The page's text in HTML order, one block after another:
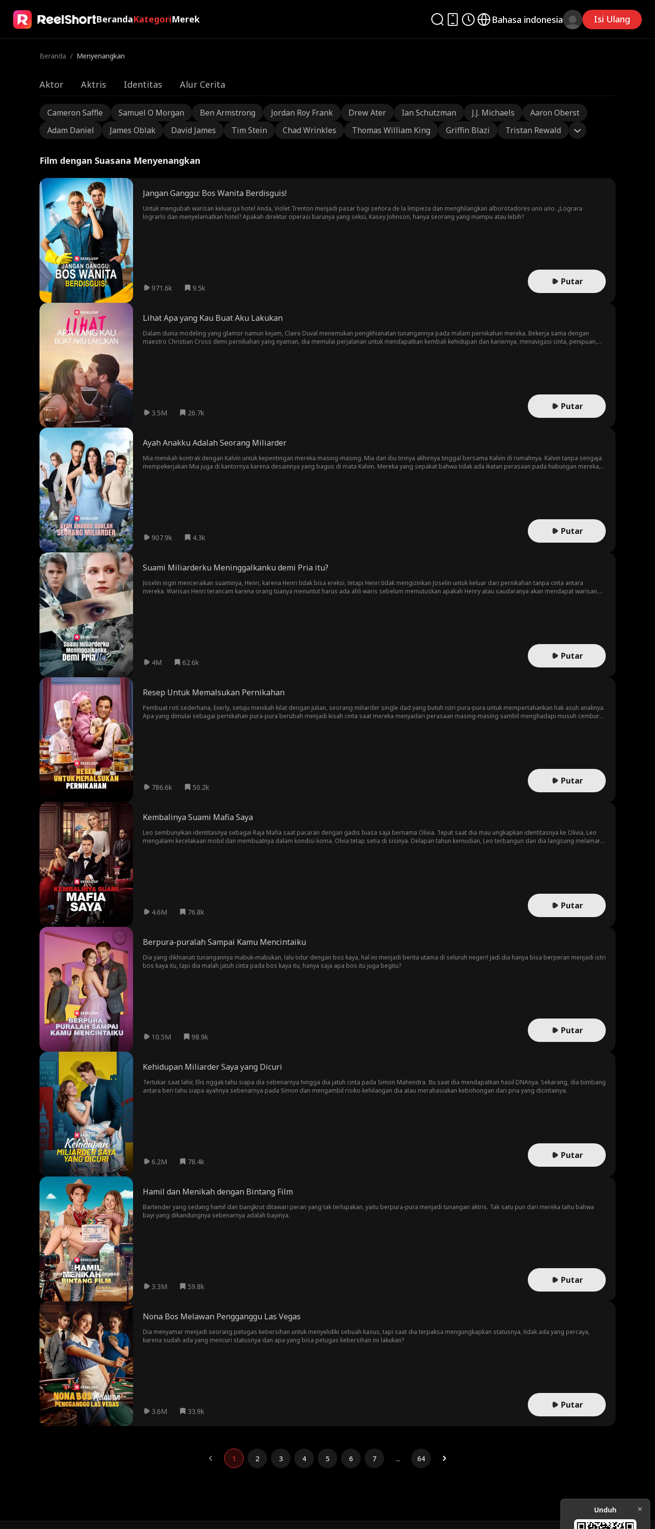
BerandaKategoriMerek Bahasa indonesia Isi Ulang
Beranda / Menyenangkan
Aktor Aktris Identitas Alur Cerita
Cameron Saffle Samuel O Morgan Ben Armstrong Jordan Roy Frank Drew Ater Ian Schutzman J.J. Michaels
Aaron Oberst
Adam Daniel
James Oblak David James Tim Stein Chad Wrinkles Thomas William King Griffin Blazi Tristan Rewald
Film dengan Suasana Menyenangkan
Jangan Ganggu: Bos Wanita Berdisguis!
Untuk mengubah warisan keluarga hotel Anda, Violet Trenton menjadi pasar bagi señora de la limpieza dan menghilangkan alborotadores uno uno. ¿Lograra
lograrlo dan menyelamatkan hotel? Apakah direktur operasi barunya yang seksi, Kasey Johnson, hanya seorang yang mampu atau lebih?
971.6k 9.5k
Putar
Lihat Apa yang Kau Buat Aku Lakukan
Dalam dunia modeling yang glamor namun kejam, Claire Duval menemukan pengkhianatan tunangannya pada malam pernikahan mereka. Bekerja sama dengan
maestro Christian Cross demi pernikahan yang nyaman, dia memulai perjalanan untuk mendapatkan kembali kehidupan dan kariernya, menavigasi cinta, penipuan,
3.5M 26.7k
Putar
Ayah Anakku Adalah Seorang Miliarder
Mia menikah kontrak dengan Kalvin untuk kepentingan mereka masing-masing. Mia dan ibu tirinya akhirnya tinggal bersama Kalvin di rumahnya. Kalvin tanpa sengaja
mempekerjakan Mia juga di kantornya karena desainnya yang bagus di mata Kalvin. Mereka yang sepakat bahwa tidak ada ikatan perasaan pada hubungan mereka,
907.9k 4.3k
Putar
Suami Miliarderku Meninggalkanku demi Pria itu?
Joselin ingin menceraikan suaminya, Henri, karena Henri tidak bisa ereksi, tetapi Henri tidak mengizinkan Joselin untuk keluar dari pernikahan tanpa cinta antara
mereka. Warisan Henri terancam karena orang tuanya menuntut harus ada ahli waris sebelum memutuskan apakah Henry atau saudaranya akan mendapat warisan.
4M 62.6k
Putar
Resep Untuk Memalsukan Pernikahan
Pembuat roti sederhana, Everly, setuju menikah kilat dengan Julian, seorang miliarder single dad yang butuh istri pura-pura untuk mempertahankan hak asuh anaknya.
Apa yang dimulai sebagai pernikahan pura-pura berubah menjadi kisah cinta saat mereka menyadari perasaan masing-masing sambil menghadapi musuh cemburu,
786.6k 50.2k
Putar
Kembalinya Suami Mafia Saya
Leo sembunyikan identitasnya sebagai Raja Mafia saat pacaran dengan gadis biasa saja bernama Olivia. Tepat saat dia mau ungkapkan identitasnya ke Olivia, Leo
mengalami kecelakaan mobil dan membuatnya dalam kondisi koma. Olvia tetap setia di sisinya. Delapan tahun kemudian, Leo terbangun dan dia langsung melamar
4.6M 76.8k
Putar
Berpura-puralah Sampai Kamu Mencintaiku
Dia yang dikhianati tunangannya mabuk-mabukan, lalu tidur dengan bos kaya, hal ini menjadi berita utama di seluruh negeri! Jadi dia hanya bisa berperan menjadi istri
bos kaya itu, tapi dia malah jatuh cinta pada bos kaya itu, hanya saja apa bos itu juga begitu?
10.5M 98.9k
Putar
Kehidupan Miliarder Saya yang Dicuri
Tertukar saat lahir, Elis nggak tahu siapa dia sebenarnya hingga dia jatuh cinta pada Simon Mahendra. Itu saat dia mendapatkan hasil DNAnya. Sekarang, dia bimbang
antara beri tahu siapa ayahnya sebenarnya pada Simon dan mengambil risiko kehilangan dia atau merahasiakan kebohongan dari pria yang dicintainya.
6.2M 78.4k
Putar
Hamil dan Menikah dengan Bintang Film
Bartender yang sedang hamil dan bangkrut ditawari peran yang tak terlupakan, yaitu berpura-pura menjadi tunangan aktris. Tak satu pun dari mereka tahu bahwa
bayi yang dikandungnya sebenarnya adalah bayinya.
3.3M 59.8k
Putar
Nona Bos Melawan Pengganggu Las Vegas
Dia menyamar menjadi seorang petugas kebersihan untuk menyelidiki sebuah kasus, tapi saat dia terpaksa mengungkapkan statusnya, tidak ada yang percaya,
karena sudah ada yang mencuri statusnya dan apa yang bisa petugas kebersihan ini lakukan?
3.6M 33.9k
Putar
1 2 3 4 5 6 7 ... 64
Unduh